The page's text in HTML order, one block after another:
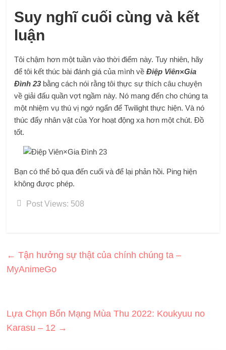
Suy nghĩ cuối cùng và kết
luận
Tôi chậm hơn một tuần vào thời điểm này. Tuy nhiên, hãy
để tôi kết thúc bài đánh giá của mình vềĐiệp Viên×Gia
Đình 23 bằng cách nói rằng tôi thực sự thích câu chuyện
về giải đấu quần vợt ngầm này. Nó mang đến cho chúng ta
một nhiệm vụ thú vị ngớ ngẩn để Twilight thực hiện. Và nó
thúc đẩy nhân vật của Yor hoạt động xa hơn một chút. Đồ
tốt.
Bạn có thể bỏ qua đến cuối và để lại phản hồi. Ping hiện
không được phép.
Post Views: 508
← Tận hưởng sự thật của chính chúng ta –
MyAnimeGo
Lựa Chọn Bổn Mạng Mùa Thu 2022: Koukyuu no
Karasu – 12 →